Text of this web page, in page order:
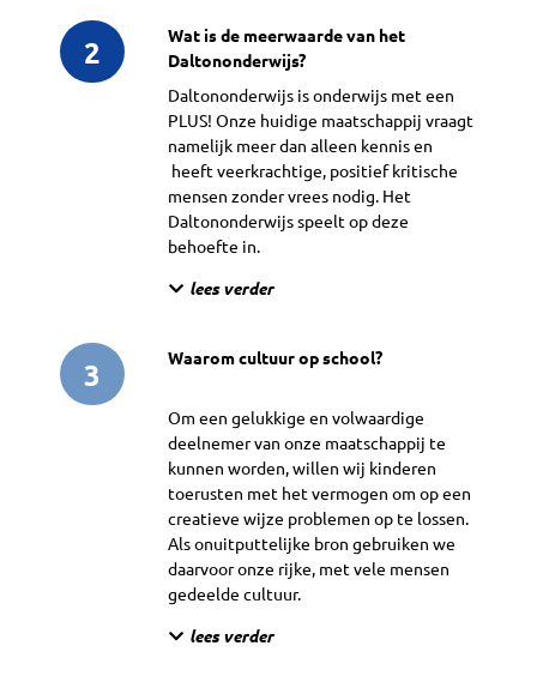
2
Wat is de meerwaarde van het
Daltononderwijs?
Daltononderwijs is onderwijs met een
PLUS! Onze huidige maatschappij vraagt
namelijk meer dan alleen kennis en
heeft veerkrachtige, positief kritische
mensen zonder vrees nodig. Het
Daltononderwijs speelt op deze
behoefte in.
lees verder
3 Waarom cultuur op school?
Om een gelukkige en volwaardige
deelnemer van onze maatschappij te
kunnen worden, willen wij kinderen
toerusten met het vermogen om op een
creatieve wijze problemen op te lossen.
Als onuitputtelijke bron gebruiken we
daarvoor onze rijke, met vele mensen
gedeelde cultuur.
lees verder